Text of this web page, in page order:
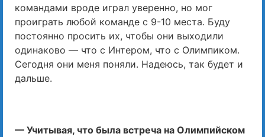
командами вроде играл уверенно, но мог
проиграть любой команде с 9-10 места. Буду
постоянно просить их, чтобы они выходили
одинаково — что с Интером, что с Олимпиком.
Сегодня они меня поняли. Надеюсь, так будет и
дальше.
— Учитывая, что была встреча на Олимпийском